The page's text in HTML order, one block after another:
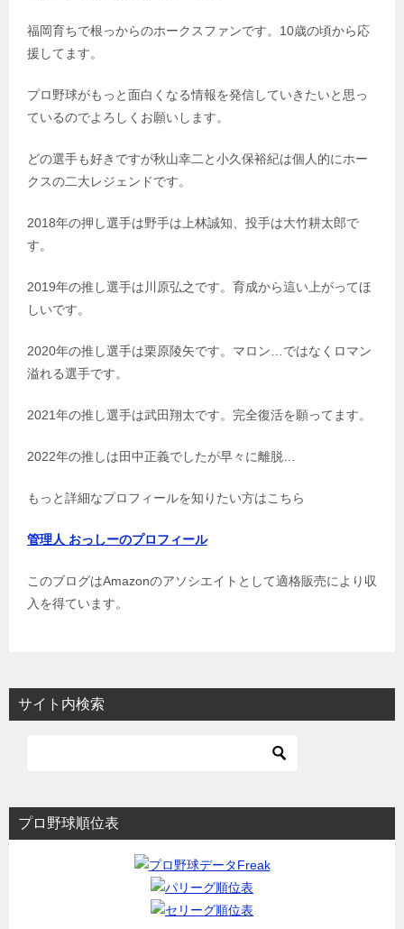
福岡育ちで根っからのホークスファンです。10歳の頃から応
援してます。
プロ野球がもっと面白くなる情報を発信していきたいと思っ
ているのでよろしくお願いします。
どの選手も好きですが秋山幸二と小久保裕紀は個人的にホー
クスの二大レジェンドです。
2018年の押し選手は野手は上林誠知、投手は大竹耕太郎で
す。
2019年の推し選手は川原弘之です。育成から這い上がってほ
しいです。
2020年の推し選手は栗原陵矢です。マロン…ではなくロマン
溢れる選手です。
2021年の推し選手は武田翔太です。完全復活を願ってます。
2022年の推しは田中正義でしたが早々に離脱…
もっと詳細なプロフィールを知りたい方はこちら
管理人 おっしーのプロフィール
このブログはAmazonのアソシエイトとして適格販売により収
入を得ています。
サイト内検索
プロ野球順位表